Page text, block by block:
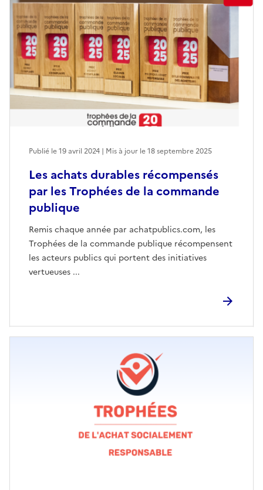
Les achats durables récompensés
par les Trophées de la commande
publique
Remis chaque année par achatpublics.com, les
Trophées de la commande publique récompensent
les acteurs publics qui portent des initiatives
vertueuses ...
Publié le 19 avril 2024 | Mis à jour le 18 septembre 2025